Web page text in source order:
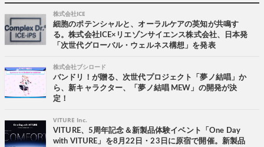
株式会社ICE
細胞のポテンシャルと、オーラルケアの英知が共鳴す
る。株式会社ICE×リエゾンサイエンス株式会社、日本発
「次世代グローバル・ウェルネス構想」を発表
株式会社ブシロード
バンドリ！が贈る、次世代プロジェクト「夢ノ結唱」か
ら、新キャラクター、「夢ノ結唱 MEW」の開発が決
定！
VITURE Inc.
VITURE、5周年記念＆新製品体験イベント「One Day
with VITURE」を8月22日・23日に原宿で開催。新製品